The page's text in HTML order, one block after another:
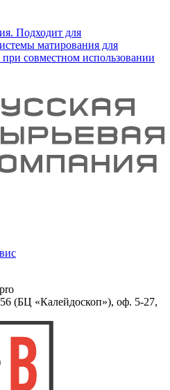
Подходит для
матирования для
совместном использовании
(БЦ «Калейдоскоп»), оф. 5-27,